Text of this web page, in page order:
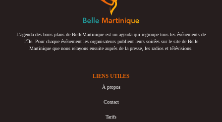
L’agenda des bons plans de BelleMartinique est un agenda qui regroupe tous les événements de
l’île. Pour chaque événement les organisateurs publient leurs soirées sur le site de Belle
Martinique que nous relayons ensuite auprès de la presse, les radios et télévisions.
LIENS UTILES
À propos
Contact
Tarifs